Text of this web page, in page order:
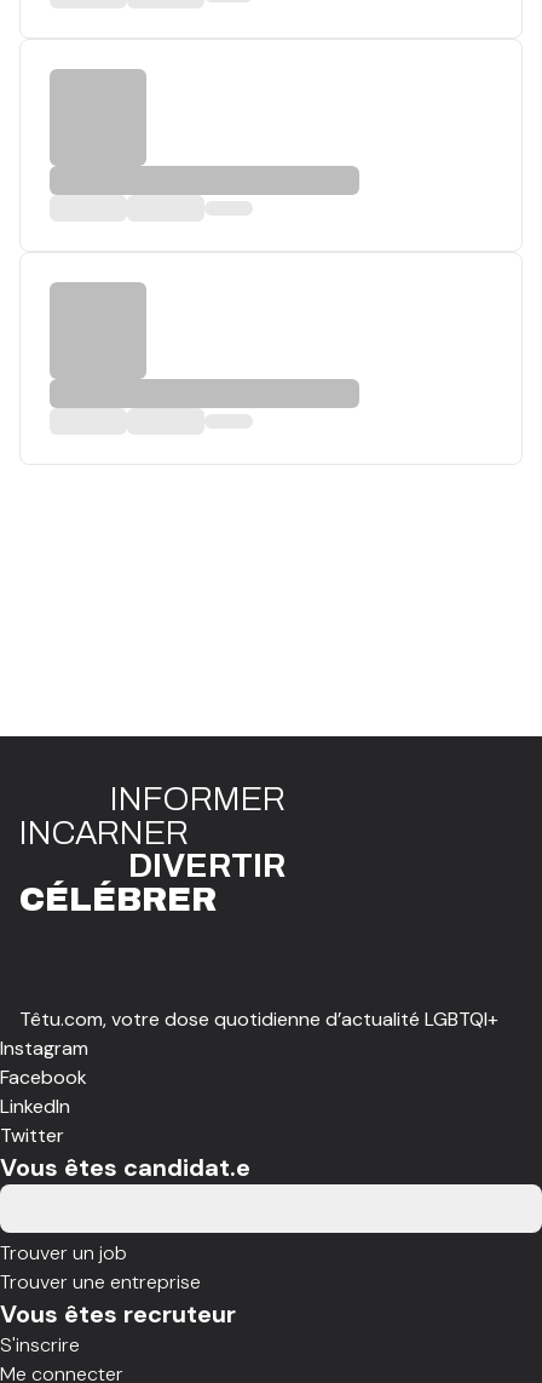
INFORMER
INCARNER
DIVERTIR
CÉLÉBRER
Têtu.com, votre dose quotidienne d’actualité LGBTQI+
Instagram
Facebook
LinkedIn
Twitter
Vous êtes candidat.e
Trouver un job
Trouver une entreprise
Vous êtes recruteur
S'inscrire
Me connecter